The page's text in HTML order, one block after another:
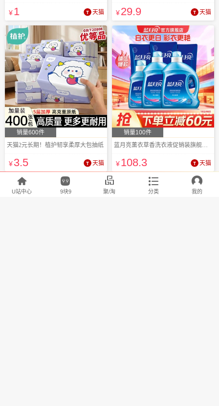
¥1 天猫 ¥29.9 天猫
销量600件
天猫2元长期！植护韧享柔厚大包抽纸
¥3.5 天猫
销量100件
蓝月亮薰衣草香洗衣液促销装旗舰店正品
¥108.3 天猫

U站中心

9块9

聚/淘

分类

我的